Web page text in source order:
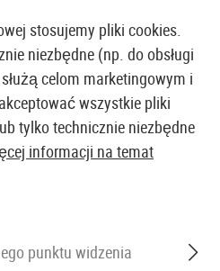
SKLEP I HURTOWNIA
stosujemy pliki cookies.
niezbędne (np. do obsługi
celom marketingowym i
wszystkie pliki
tylko technicznie niezbędne
informacji na temat
punktu widzenia